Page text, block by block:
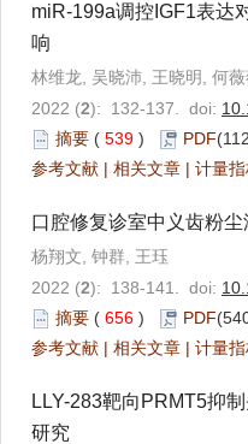
miR-199a调控IGF1表达
响
林维龙, 吴晓沛, 王晓明, 何薇
2022 (2): 132-137. doi:
摘要 ( 539 ) PDF
参考文献 | 相关文章 | 计量
口腔修复诊室中义齿粉
杨翔文, 钟群, 王珏
2022 (2): 138-141. doi:
摘要 ( 656 ) PDF
参考文献 | 相关文章 | 计量
LLY-283靶向PRMT5抑
研究